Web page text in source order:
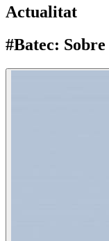
Actualitat
#Batec​: